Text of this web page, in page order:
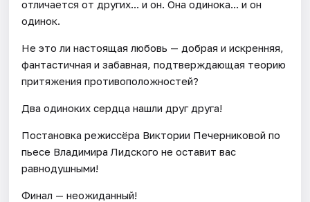
отличается от других... и он. Она одинока... и он
одинок.
Не это ли настоящая любовь — добрая и искренняя,
фантастичная и забавная, подтверждающая теорию
притяжения противоположностей?
Два одиноких сердца нашли друг друга!
Постановка режиссёра Виктории Печерниковой по
пьесе Владимира Лидского не оставит вас
равнодушными!
Финал — неожиданный!